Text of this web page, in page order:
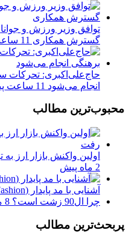
توافق وزیر ورزش و
گسترش همکاری 11 ساعت پیش
حاج‌علی‌اکبری: تحرکات
انجام می‌شود 11 ساعت پیش
محبوب‌ترین مطالب
اولین واکنش بازار ارز به
2 ماه پیش
آشنایی با مد پایدار (Sustainable Fashion)
چرا ال90 زشت است؟
8 ماه پیش
پربحث‌ترین مطالب